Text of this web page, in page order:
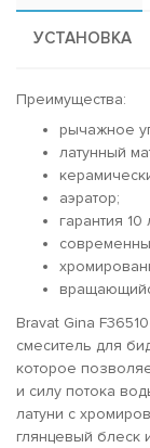
УСТАНОВКА
Преимущества:
рычажное
латунный
аэратор;
гарантия 10
Bravat Gina
смеситель для
которое
и силу потока
латуни с
глянцевый блеск